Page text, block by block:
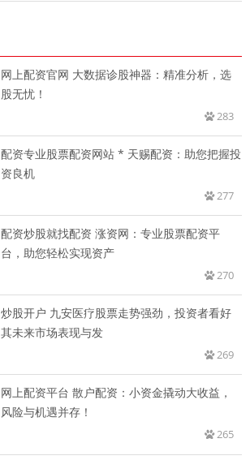
网上配资官网 大数据诊股神器：精准分析，选
股无忧！
283
配资专业股票配资网站 * 天赐配资：助您把握投
资良机
277
配资炒股就找配资 涨资网：专业股票配资平
台，助您轻松实现资产
270
炒股开户 九安医疗股票走势强劲，投资者看好
其未来市场表现与发
269
网上配资平台 散户配资：小资金撬动大收益，
风险与机遇并存！
265